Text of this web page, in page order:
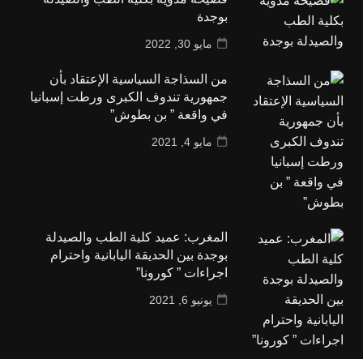
بوجدة
مايو 30, 2022
من السذاجة السياسية الإعتقاد بأن
جمهورية تندوف الكبرى ورطت إسبانيا
في واقعة ” بن بطوش”
مايو 4, 2021
المغرب: عميد كلية الطب والصيدلة
بوجدة بين الحديقة اليابانية واحترام
اجراءات ” كورونا”
يونيو 6, 2021